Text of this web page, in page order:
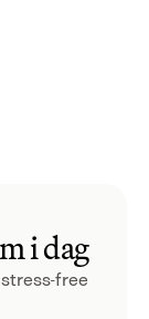
i dag
free